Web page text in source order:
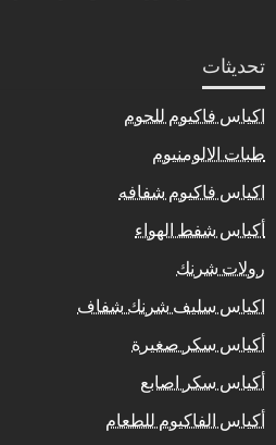
تحديثات
اكياس فاكيوم للحوم
طبات الالومنيوم
اكياس فاكيوم شفافه
أكياس شفط الهواء
رولات شرنك
اكياس سليف شرنك شفاف
أكياس سكر صغيرة
أكياس سكر اصابع
أكياس الفاكيوم للطعام